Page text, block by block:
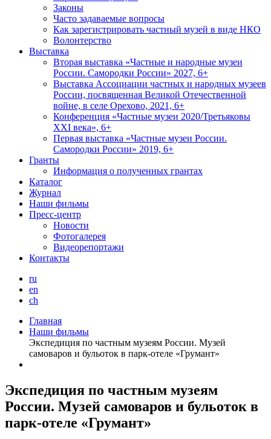
Законы
Часто задаваемые вопросы
Как зарегистрировать частный музей в виде НКО
Волонтерство
Выставка
Вторая выставка «Частные и народные музеи
России. Самородки России» 2027, 6+
Выставка Ассоциации частных и народных музеев
России, посвященная Великой Отечественной
войне, в селе Орехово, 2021, 6+
Конференция «Частные музеи 2020/Третьяковы
XXI века», 6+
Первая выставка «Частные музеи России.
Самородки России» 2019, 6+
Гранты
Информация о полученных грантах
Каталог
Журнал
Наши фильмы
Пресс-центр
Новости
Фотогалерея
Видеорепортажи
Контакты
ru
en
ch
Главная
Наши фильмы
Экспедиция по частным музеям России. Музей
самоваров и бульоток в парк-отеле «Грумант»
Экспедиция по частным музеям
России. Музей самоваров и бульоток в
парк-отеле «Грумант»